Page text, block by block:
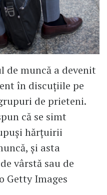
de muncă a devenit
în discuțiile pe
de prieteni.
că se simt
hărțuirii
și asta
vârstă sau de
Getty Images